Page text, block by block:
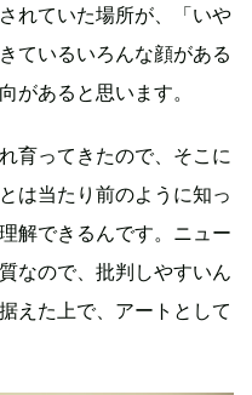
れていた場所が、「いや
ているいろんな顔がある
があると思います。
育ってきたので、そこに
は当たり前のように知っ
解できるんです。ニュー
なので、批判しやすいん
えた上で、アートとして